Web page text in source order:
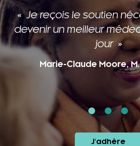
Je reçois le soutien
devenir un meilleur
jour
Marie-Claude Moore,
J'adhère